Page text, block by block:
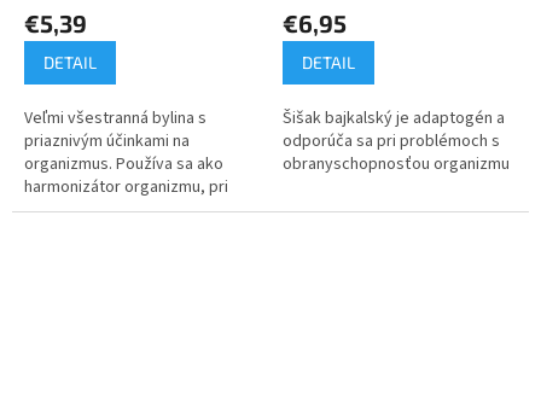
€5,39
DETAIL
Veľmi všestranná bylina s
priaznivým účinkami na
organizmus. Používa sa ako
harmonizátor organizmu, pri
únave, stres, strate energie a
€6,95
DETAIL
Šišak bajkalský je adaptogén a
odporúča sa pri problémoch s
obranyschopnosťou organizmu